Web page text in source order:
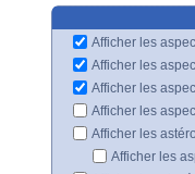
Afficher les
Afficher les
Afficher les
Afficher les
Afficher les
Afficher les